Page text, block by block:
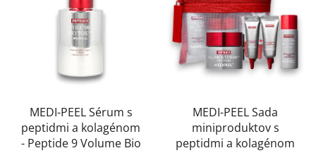
MEDI-PEEL Sérum s
peptidmi a kolagénom
- Peptide 9 Volume Bio
MEDI-PEEL Sada
miniproduktov s
peptidmi a kolagénom